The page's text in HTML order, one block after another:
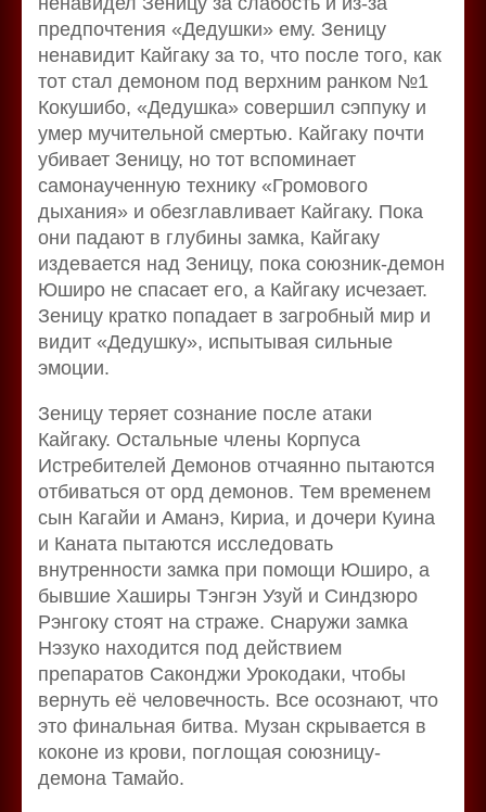
предпочтения «Дедушки» ему. Зеницу
ненавидит Кайгаку за то, что после того, как
тот стал демоном под верхним ранком №1
Кокушибо, «Дедушка» совершил сэппуку и
умер мучительной смертью. Кайгаку почти
убивает Зеницу, но тот вспоминает
самонаученную технику «Громового
дыхания» и обезглавливает Кайгаку. Пока
они падают в глубины замка, Кайгаку
издевается над Зеницу, пока союзник-демон
Юширо не спасает его, а Кайгаку исчезает.
Зеницу кратко попадает в загробный мир и
видит «Дедушку», испытывая сильные
эмоции.
Зеницу теряет сознание после атаки
Кайгаку. Остальные члены Корпуса
Истребителей Демонов отчаянно пытаются
отбиваться от орд демонов. Тем временем
сын Кагайи и Аманэ, Кириа, и дочери Куина
и Каната пытаются исследовать
внутренности замка при помощи Юширо, а
бывшие Хаширы Тэнгэн Узуй и Синдзюро
Рэнгоку стоят на страже. Снаружи замка
Нэзуко находится под действием
препаратов Саконджи Урокодаки, чтобы
вернуть её человечность. Все осознают, что
это финальная битва. Музан скрывается в
коконе из крови, поглощая союзницу-
демона Тамайо.